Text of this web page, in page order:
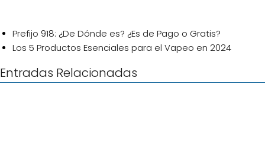
Prefijo 918: ¿De Dónde es? ¿Es de Pago o Gratis?
Los 5 Productos Esenciales para el Vapeo en 2024
Entradas Relacionadas